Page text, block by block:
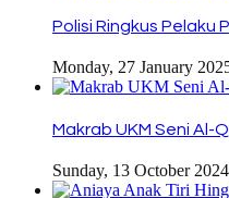
Polisi Ringkus Pelaku
Monday, 27 January
Makrab UKM Seni Al-
Sunday, 13 October